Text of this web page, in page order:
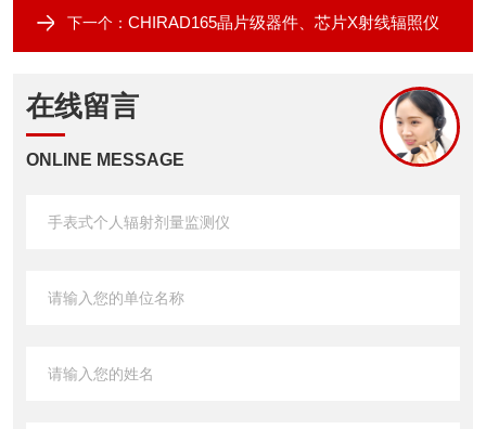
下一个： CHIRAD165晶片级器件、芯片X射线辐照仪
在线留言
ONLINE MESSAGE